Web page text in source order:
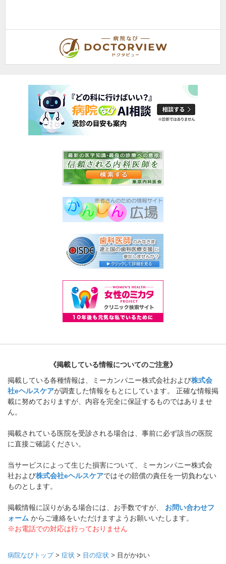
《掲載している情報についてのご注意》
掲載している各種情報は、ミーカンパニー株式会社および株式会
社eヘルスケアが調査した情報をもとにしています。 正確な情報掲
載に努めておりますが、内容を完全に保証するものではありませ
ん。
掲載されている医院を受診される場合は、事前に必ず該当の医院
に直接ご確認ください。
当サービスによって生じた損害について、ミーカンパニー株式会
社および株式会社eヘルスケアではその賠償の責任を一切負わない
ものとします。
掲載情報に誤りがある場合には、お手数ですが、 お問い合わせフ
ォーム からご連絡をいただけますようお願いいたします。
※お電話での対応は行っておりません
病院なびトップ> 症状 > 目の症状 > 目がかゆい